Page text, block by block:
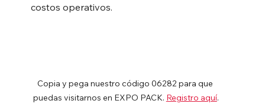
costos operativos.
Copia y pega nuestro código 06282 para que
puedas visitarnos en EXPO PACK. Registro aquí.